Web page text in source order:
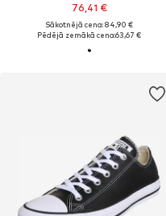
76,41 €
Sākotnējā cena: 84,90 €
Pēdējā zemākā cena:63,67 €